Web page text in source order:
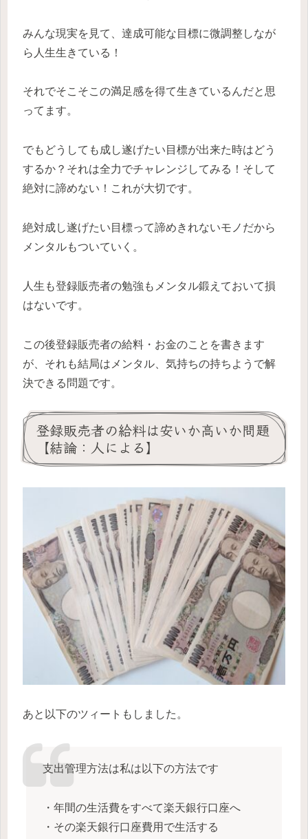
みんな現実を見て、達成可能な目標に微調整しなが
ら人生生きている！
それでそこそこの満足感を得て生きているんだと思
ってます。
でもどうしても成し遂げたい目標が出来た時はどう
するか？それは全力でチャレンジしてみる！そして
絶対に諦めない！これが大切です。
絶対成し遂げたい目標って諦めきれないモノだから
メンタルもついていく。
人生も登録販売者の勉強もメンタル鍛えておいて損
はないです。
この後登録販売者の給料・お金のことを書きます
が、それも結局はメンタル、気持ちの持ちようで解
決できる問題です。
登録販売者の給料は安いか高いか問題
【結論：人による】
あと以下のツィートもしました。
支出管理方法は私は以下の方法です
・年間の生活費をすべて楽天銀行口座へ
・その楽天銀行口座費用で生活する